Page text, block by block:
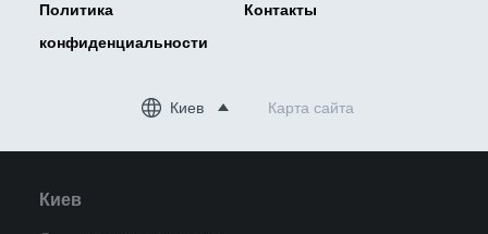
Политика
конфиденциальности
Контакты
Киев Карта сайта
Киев